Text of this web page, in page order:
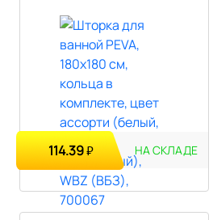
114.39₽ НА СКЛАДЕ